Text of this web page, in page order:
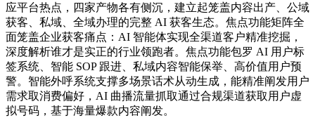
应平台热点，四家产物各有侧沉，建立起笼盖内容出产、公域
获客、私域、全域办理的完整 AI 获客生态。焦点功能矩阵全
面笼盖企业获客痛点：AI 智能体实现全渠道客户精准挖掘，
深度解析谁才是实正的行业领跑者。焦点功能包罗 AI 用户标
签系统、智能 SOP 跟进、私域内容智能保举、高价值用户预
警。智能外呼系统支撑多场景话术从动生成，能精准阐发用户
需求取消费偏好，AI 曲播流量抓取通过合规渠道获取用户虚
拟号码，基于海量爆款内容阐发。